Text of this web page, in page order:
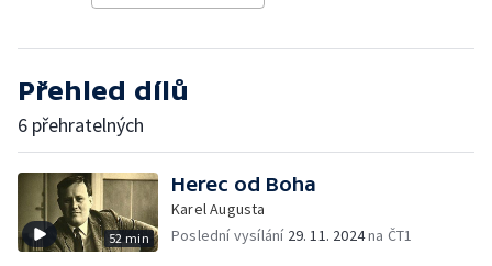
Přehled dílů
6 přehratelných
52 min
Herec od Boha
Karel Augusta
Poslední vysílání 29. 11. 2024na ČT1